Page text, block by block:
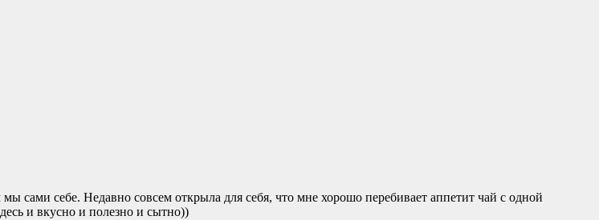
сами себе. Недавно совсем открыла для себя, что мне хорошо перебивает аппетит чай с одной
и вкусно и полезно и сытно))